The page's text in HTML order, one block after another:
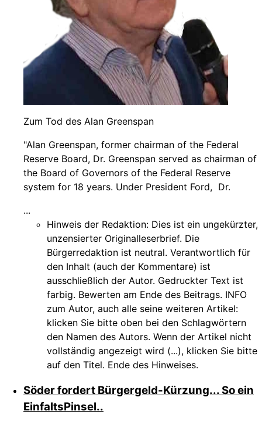
Zum Tod des Alan Greenspan
"Alan Greenspan, former chairman of the Federal
Reserve Board, Dr. Greenspan served as chairman of
the Board of Governors of the Federal Reserve
system for 18 years. Under President Ford, Dr.
...
Hinweis der Redaktion: Dies ist ein ungekürzter,
unzensierter Originalleserbrief. Die
Bürgerredaktion ist neutral. Verantwortlich für
den Inhalt (auch der Kommentare) ist
ausschließlich der Autor. Gedruckter Text ist
farbig. Bewerten am Ende des Beitrags. INFO
zum Autor, auch alle seine weiteren Artikel:
klicken Sie bitte oben bei den Schlagwörtern
den Namen des Autors. Wenn der Artikel nicht
vollständig angezeigt wird (...), klicken Sie bitte
auf den Titel. Ende des Hinweises.
Söder fordert Bürgergeld-Kürzung... So ein
EinfaltsPinsel..